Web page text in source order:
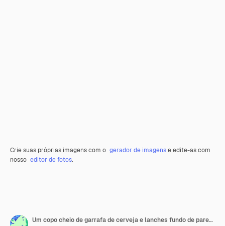
Crie suas próprias imagens com o gerador de imagense edite-as com
nosso editor de fotos.
Um copo cheio de garrafa de cerveja e lanches fundo de parede de tijolos brancos em fundo de parete de tijolo branco